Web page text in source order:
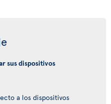
sus dispositivos
a los dispositivos